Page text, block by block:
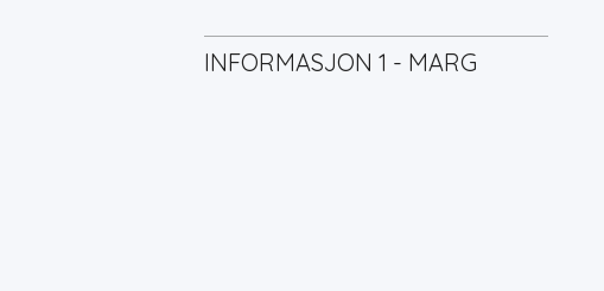
INFORMASJON 1 - MARG